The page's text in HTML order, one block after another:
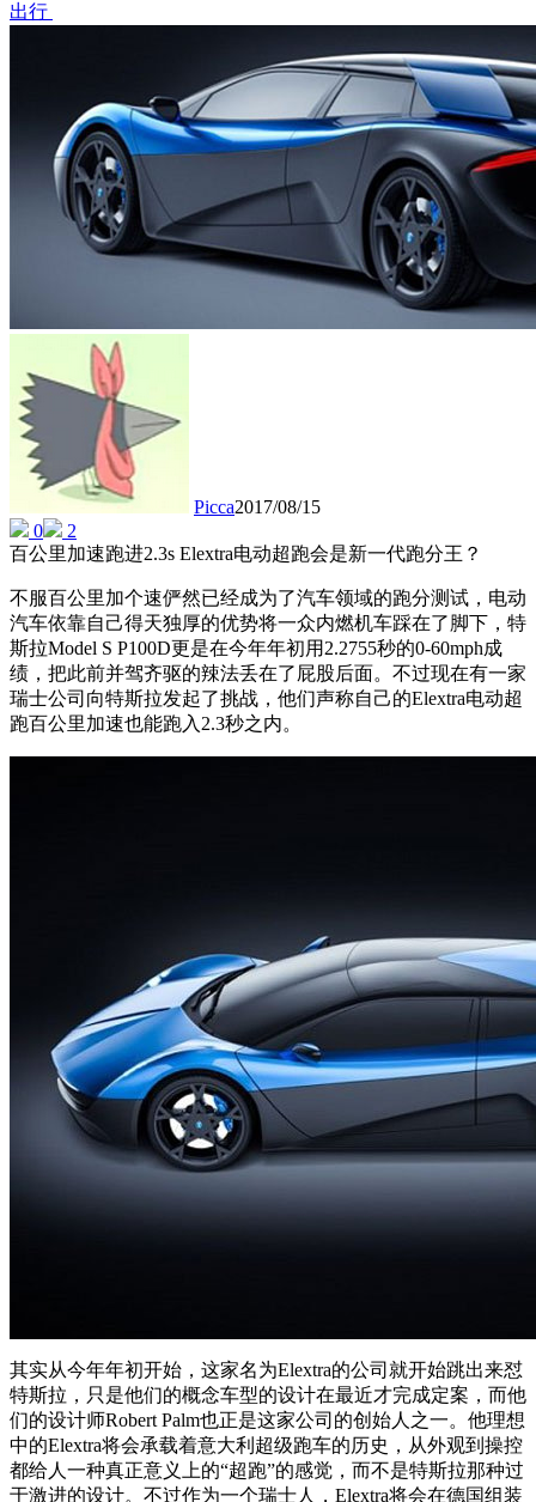
出行
Picca2017/08/15
0
2
百公里加速跑进2.3s Elextra电动超跑会是新一代跑分王？
不服百公里加个速俨然已经成为了汽车领域的跑分测试，电动
汽车依靠自己得天独厚的优势将一众内燃机车踩在了脚下，特
斯拉Model S P100D更是在今年年初用2.2755秒的0-60mph成
绩，把此前并驾齐驱的辣法丢在了屁股后面。不过现在有一家
瑞士公司向特斯拉发起了挑战，他们声称自己的Elextra电动超
跑百公里加速也能跑入2.3秒之内。
其实从今年年初开始，这家名为Elextra的公司就开始跳出来怼
特斯拉，只是他们的概念车型的设计在最近才完成定案，而他
们的设计师Robert Palm也正是这家公司的创始人之一。他理想
中的Elextra将会承载着意大利超级跑车的历史，从外观到操控
都给人一种真正意义上的“超跑”的感觉，而不是特斯拉那种过
于激进的设计。不过作为一个瑞士人，Elextra将会在德国组装